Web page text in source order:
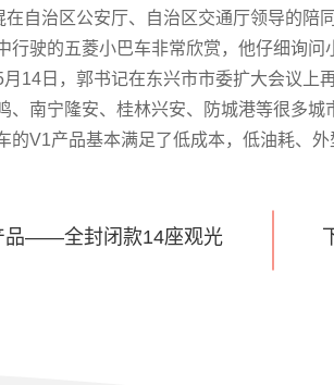
自治区公安厅、自治区交通厅领导的陪
的五菱小巴车非常欣赏，他仔细询问
14日，郭书记在东兴市市委扩大会议上
南宁隆安、桂林兴安、防城港等很多城
V1产品基本满足了低成本，低油耗、
品——全封闭款14座观光